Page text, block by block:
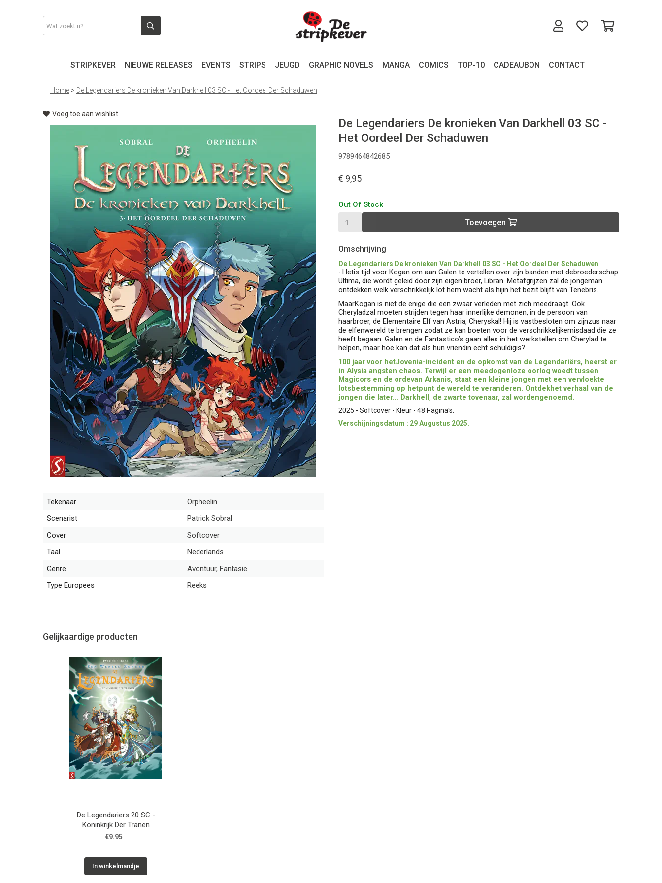
STRIPKEVER NIEUWE RELEASES EVENTS STRIPS JEUGD GRAPHIC NOVELS MANGA COMICS TOP-10 CADEAUBON CONTACT
Home > De Legendariers De kronieken Van Darkhell 03 SC - Het Oordeel Der Schaduwen
Voeg toe aan wishlist
Tekenaar
Orpheelin
Scenarist
Patrick Sobral
Cover
Softcover
Taal
Nederlands
Genre
Avontuur, Fantasie
Type Europees
Reeks
De Legendariers De kronieken Van Darkhell 03 SC -
Het Oordeel Der Schaduwen
9789464842685
€ 9,95
Out Of Stock
Toevoegen
Omschrijving
De Legendariers De kronieken Van Darkhell 03 SC - Het Oordeel Der Schaduwen
- Hetis tijd voor Kogan om aan Galen te vertellen over zijn banden met debroederschap
Ultima, die wordt geleid door zijn eigen broer, Libran. Metafgrijzen zal de jongeman
ontdekken welk verschrikkelijk lot hem wacht als hijin het bezit blijft van Tenebris.
MaarKogan is niet de enige die een zwaar verleden met zich meedraagt. Ook
Cheryladzal moeten strijden tegen haar innerlijke demonen, in de persoon van
haarbroer, de Elementaire Elf van Astria, Cheryskal! Hij is vastbesloten om zijnzus naar
de elfenwereld te brengen zodat ze kan boeten voor de verschrikkelijkemisdaad die ze
heeft begaan. Galen en de Fantastico’s gaan alles in het werkstellen om Cherylad te
helpen, maar hoe kan dat als hun vriendin echt schuldigis?
100 jaar voor hetJovenia-incident en de opkomst van de Legendariërs, heerst er
in Alysia angsten chaos. Terwijl er een meedogenloze oorlog woedt tussen
Magicors en de ordevan Arkanis, staat een kleine jongen met een vervloekte
lotsbestemming op hetpunt de wereld te veranderen. Ontdekhet verhaal van de
jongen die later… Darkhell, de zwarte tovenaar, zal wordengenoemd.
2025 - Softcover - Kleur - 48 Pagina's.
Verschijningsdatum : 29 Augustus 2025.
Gelijkaardige producten
De Legendariers 20 SC -
Koninkrijk Der Tranen
€9.95
In winkelmandje